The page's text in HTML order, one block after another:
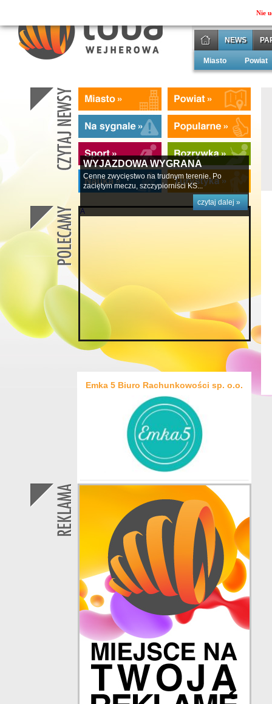
NEWS
Miasto Powiat
WYJAZDOWA WYGRANA
Cenne zwycięstwo na trudnym terenie. Po
zaciętym meczu, szczypiorniści KS...
czytaj dalej »
Emka 5 Biuro Rachunkowości sp. o.o.
Nie